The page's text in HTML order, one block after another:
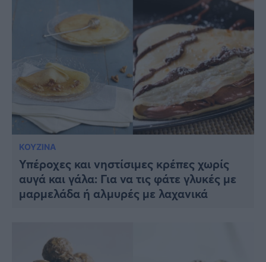
ΚΟΥΖΙΝΑ
Υπέροχες και νηστίσιμες κρέπες χωρίς
αυγά και γάλα: Για να τις φάτε γλυκές με
μαρμελάδα ή αλμυρές με λαχανικά